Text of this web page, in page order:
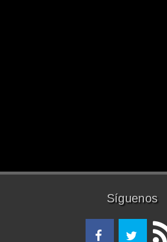
Síguenos